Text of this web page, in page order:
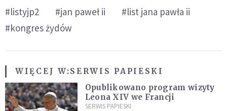
#listyjp2 #jan paweł ii
#list jana pawła ii
#kongres żydów
WIĘCEJ W:SERWIS PAPIESKI
Opublikowano program wizyty
Leona XIV we Francji
SERWIS PAPIESKI